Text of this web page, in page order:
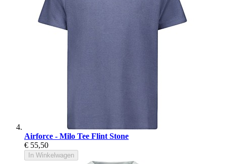
Airforce - Milo Tee Flint Stone
€ 55,50
In Winkelwagen